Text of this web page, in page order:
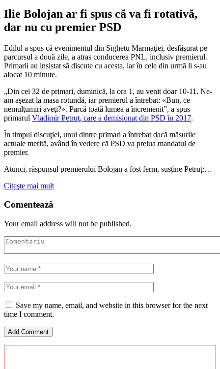
Ilie Bolojan ar fi spus că va fi rotativă,
dar nu cu premier PSD
Edilul a spus că evenimentul din Sighetu Marmaţiei, desfăşurat pe
parcursul a două zile, a atras conducerea PNL, inclusiv premierul.
Primarii au insistat să discute cu acesta, iar în cele din urmă li s-au
alocat 10 minute.
„Din cei 32 de primari, duminică, la ora 1, au venit doar 10-11. Ne-
am aşezat la masa rotundă, iar premierul a întrebat: «Bun, ce
nemulţumiri aveţi?». Parcă toată lumea a încremenit”, a spus
primarul Vladimir Petruţ, care a demisionat din PSD în 2017.
În timpul discuţiei, unul dintre primari a întrebat dacă măsurile
actuale merită, având în vedere că PSD va prelua mandatul de
premier.
Atunci, răspunsul premierului Bolojan a fost ferm, susține Petruț:…
Citeşte mai mult
Comentează
Your email address will not be published.
Save my name, email, and website in this browser for the next
time I comment.